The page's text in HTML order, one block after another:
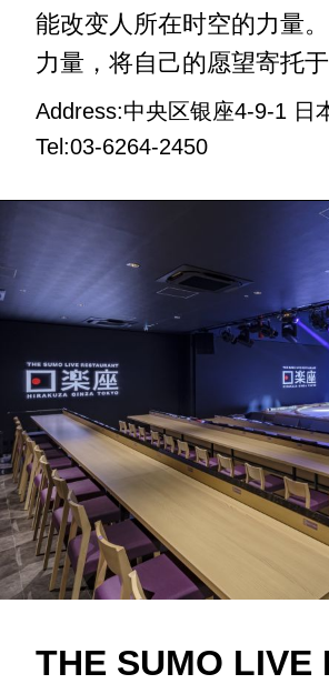
能改变人所在时空的力量
力量，将自己的愿望寄托
Address:中央区银座4-9-1 日
Tel:03-6264-2450
THE SUMO LIVE